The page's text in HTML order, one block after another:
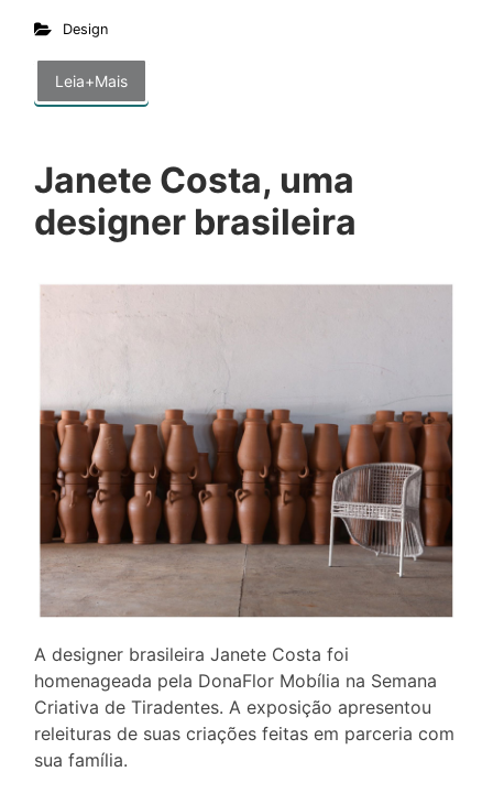
Design
Leia+Mais
Janete Costa, uma
designer brasileira
A designer brasileira Janete Costa foi
homenageada pela DonaFlor Mobília na Semana
Criativa de Tiradentes. A exposição apresentou
releituras de suas criações feitas em parceria com
sua família.